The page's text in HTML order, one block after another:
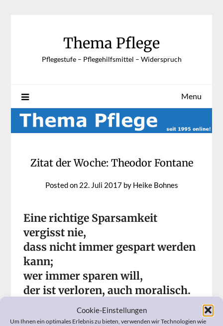
Cookie-Einstellungen
Um Ihnen ein optimales Erlebnis zu bieten, verwenden wir Technologien wie
Thema Pflege
Pflegestufe – Pflegehilfsmittel – Widerspruch
Menu
Zitat der Woche: Theodor Fontane
Posted on 22. Juli 2017by Heike Bohnes
Eine richtige Sparsamkeit
vergisst nie,
dass nicht immer gespart werden
kann;
wer immer sparen will,
der ist verloren, auch moralisch.
Wenn Sie Fragen zum Widerspruch, zur